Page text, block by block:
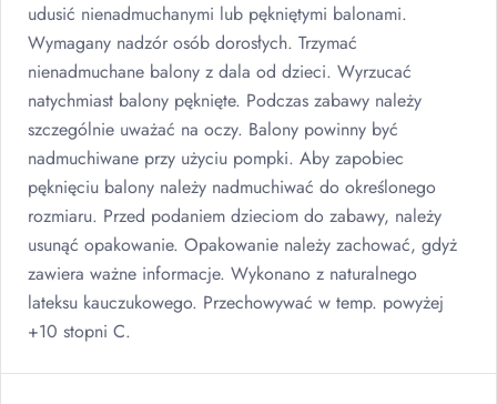
udusić nienadmuchanymi lub pękniętymi balonami.
Wymagany nadzór osób dorosłych. Trzymać
nienadmuchane balony z dala od dzieci. Wyrzucać
natychmiast balony pęknięte. Podczas zabawy należy
szczególnie uważać na oczy. Balony powinny być
nadmuchiwane przy użyciu pompki. Aby zapobiec
pęknięciu balony należy nadmuchiwać do określonego
rozmiaru. Przed podaniem dzieciom do zabawy, należy
usunąć opakowanie. Opakowanie należy zachować, gdyż
zawiera ważne informacje. Wykonano z naturalnego
lateksu kauczukowego. Przechowywać w temp. powyżej
+10 stopni C.